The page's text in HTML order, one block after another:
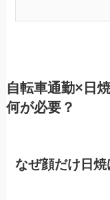
自転車通勤×日
何が必要？
なぜ顔だけ日